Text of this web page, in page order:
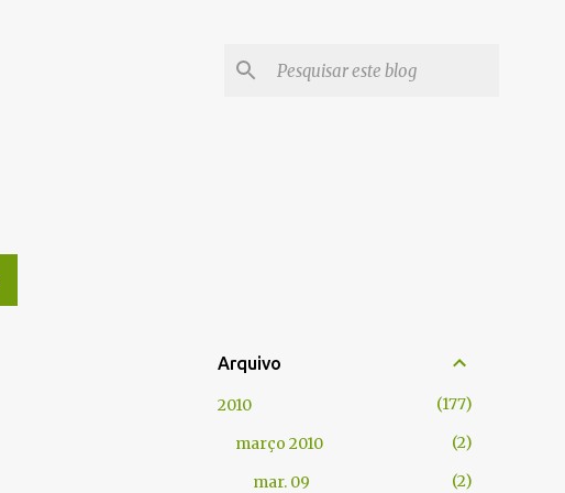
Arquivo
2010
177
março 2010
2
mar. 09
2